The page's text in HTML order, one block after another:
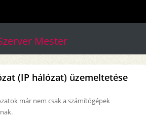
Mester
(IP hálózat) üzemeltetése
már nem csak a számítógépek